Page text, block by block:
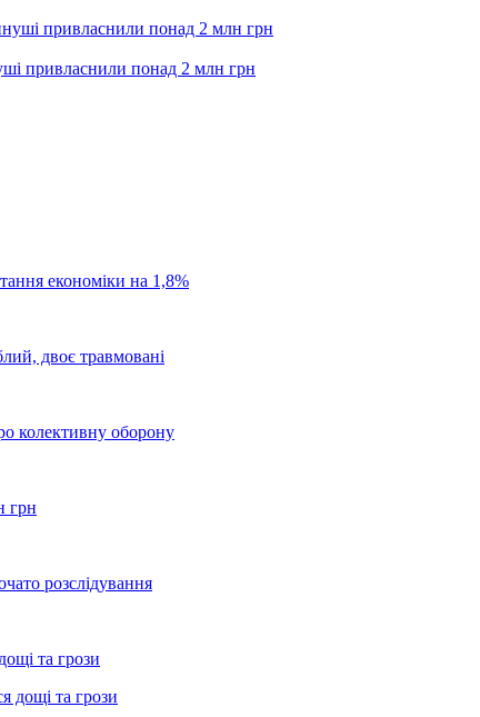
привласнили понад 2 млн грн
економіки на 1,8%
двоє травмовані
колективну оборону
грн
розслідування
та грози